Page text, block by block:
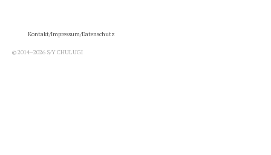
Kontakt/Impressum/Datenschutz
© 2014–2026 S/Y CHULUGI